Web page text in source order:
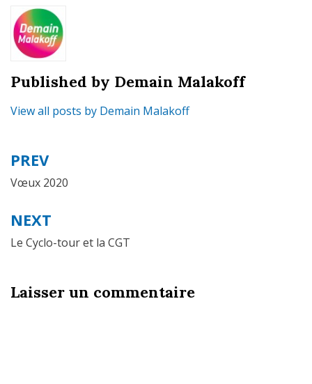
Published by Demain Malakoff
View all posts by Demain Malakoff
Navigation
de
PREV
Vœux 2020
NEXT
Le Cyclo-tour et la CGT
Laisser un commentaire